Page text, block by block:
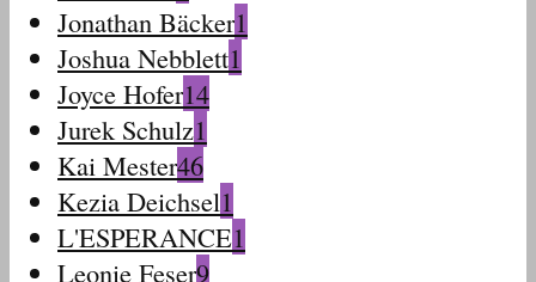
Jonathan Bäcker1
Joshua Nebblett1
Joyce Hofer14
Jurek Schulz1
Kai Mester46
Kezia Deichsel1
L'ESPERANCE1
Leonie Feser9